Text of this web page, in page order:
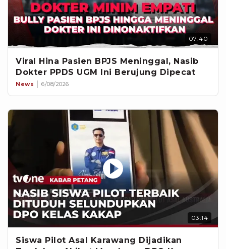
07:40
Viral Hina Pasien BPJS Meninggal, Nasib
Dokter PPDS UGM Ini Berujung Dipecat
News 6/08/2026
03:14
Siswa Pilot Asal Karawang Dijadikan